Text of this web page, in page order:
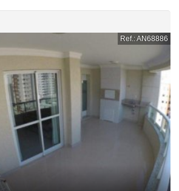
Ref.: AN68886